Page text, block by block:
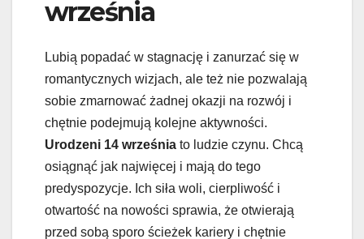
września
Lubią popadać w stagnację i zanurzać się w
romantycznych wizjach, ale też nie pozwalają
sobie zmarnować żadnej okazji na rozwój i
chętnie podejmują kolejne aktywności.
Urodzeni 14 września to ludzie czynu. Chcą
osiągnąć jak najwięcej i mają do tego
predyspozycje. Ich siła woli, cierpliwość i
otwartość na nowości sprawia, że otwierają
przed sobą sporo ścieżek kariery i chętnie